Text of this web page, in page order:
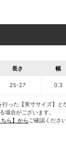
長さ 幅
25-27 0.3
った【実寸サイズ】と
場合がございます。
ちら】からご確認ください